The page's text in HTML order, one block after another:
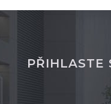
PŘIHLASTE